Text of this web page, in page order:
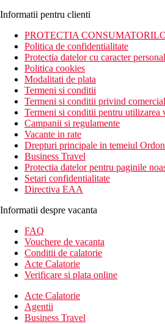
Informatii pentru clienti
PROTECTIA
Politica de confidentialitate
Protectia datelor cu caracter personal
Politica cookies
Modalitati de plata
Termeni si conditii
Termeni si conditii privind
Termeni si conditii pentru utilizarea
Campanii si regulamente
Vacante in rate
Drepturi principale in temeiul
Business Travel
Protectia datelor pentru paginile
Setari confidentialitate
Directiva EAA
Informatii despre vacanta
FAQ
Vouchere de vacanta
Conditii de calatorie
Acte Calatorie
Verificare si plata online
Acte Calatorie
Agentii
Business Travel